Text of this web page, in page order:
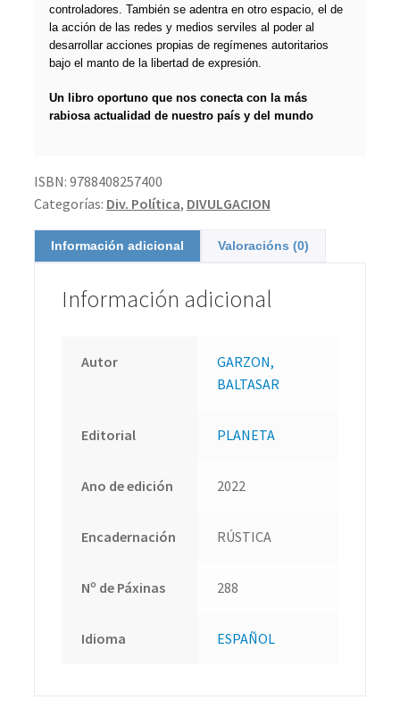
controladores. También se adentra en otro espacio, el de
la acción de las redes y medios serviles al poder al
desarrollar acciones propias de regímenes autoritarios
bajo el manto de la libertad de expresión.
Un libro oportuno que nos conecta con la más
rabiosa actualidad de nuestro país y del mundo
ISBN: 9788408257400
Categorías: Div. Política, DIVULGACION
Información adicional Valoracións (0)
Información adicional
Autor
GARZON,
BALTASAR
Editorial PLANETA
Ano de edición 2022
Encadernación RÚSTICA
Nº de Páxinas 288
Idioma ESPAÑOL